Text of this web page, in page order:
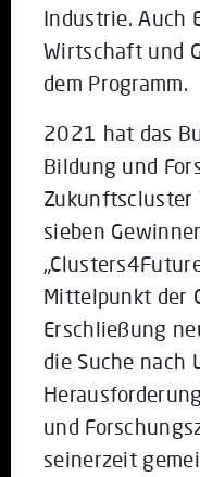
Industrie. Auch
Wirtschaft und
dem Programm.
2021 hat das
Bildung und
Zukunftscluster
sieben
Mittelpunkt der
Erschließung
die Suche nach
und
seinerzeit